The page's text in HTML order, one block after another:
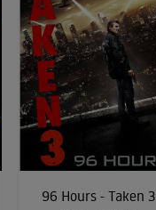
96 Hours - Taken 3